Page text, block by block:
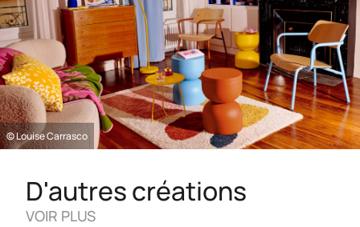
© Louise Carrasco
D'autres créations
VOIR PLUS